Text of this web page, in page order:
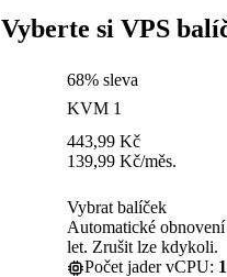
Vyberte si VPS
68% sleva
KVM 1
443,99 Kč
139,99 Kč/měs.
Vybrat balíček
Automatické
let. Zrušit lze kdykoli.
Počet jader vCPU: 1